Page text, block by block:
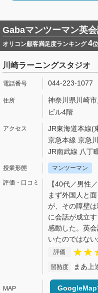
Gabaマンツーマン英
オリコン顧客満足度ランキング4位
川崎ラーニングスタジオ
044-223-1077
神奈川県川崎
ビル4階
JR東海道本線(
京急本線 京急
JR南武線 八丁
マンツーマン
【40代／男性
まず外国人と
が、その障壁
に会話が成立
感動した。英
いたのではない
評価
習熟度 まあ上
GoogleMap